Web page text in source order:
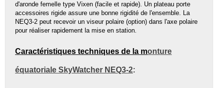
d'aronde femelle type Vixen (facile et rapide). Un plateau porte
accessoires rigide assure une bonne rigidité de l'ensemble. La
NEQ3-2 peut recevoir un viseur polaire (option) dans l'axe polaire
pour réaliser rapidement la mise en station.
Caractéristiques techniques de la monture
équatoriale SkyWatcher NEQ3-2: